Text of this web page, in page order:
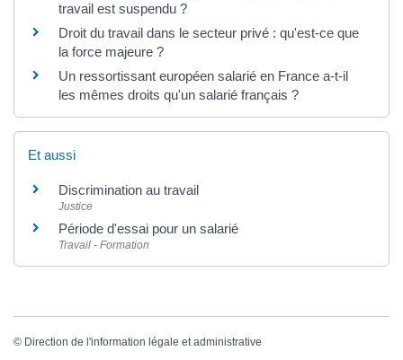
travail est suspendu ?
Droit du travail dans le secteur privé : qu'est-ce que
la force majeure ?
Un ressortissant européen salarié en France a-t-il
les mêmes droits qu'un salarié français ?
Et aussi
Discrimination au travail
Justice
Période d'essai pour un salarié
Travail - Formation
© Direction de l'information légale et administrative